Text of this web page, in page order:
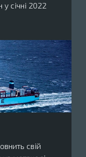
січні 2022
свій